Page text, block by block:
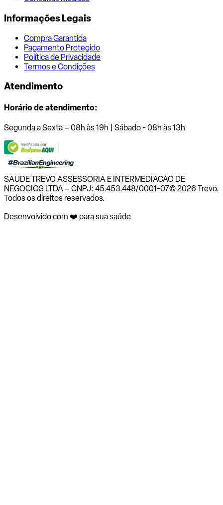
Informações Legais
Compra Garantida
Pagamento Protegido
Política de Privacidade
Termos e Condições
Atendimento
Horário de atendimento:
Segunda a Sexta – 08h às 19h | Sábado - 08h às 13h
SAUDE TREVO ASSESSORIA E INTERMEDIACAO DE
NEGOCIOS LTDA – CNPJ: 45.453.448/0001-07© 2026 Trevo.
Todos os direitos reservados.
Desenvolvido com ❤️ para sua saúde